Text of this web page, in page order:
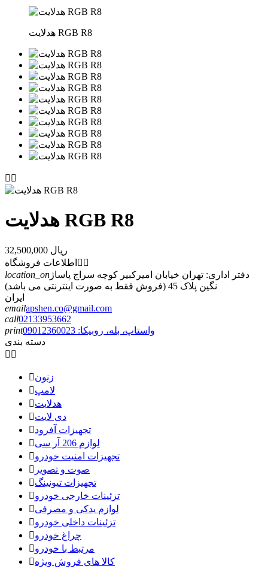
هدلایت RGB R8
 
هدلایت RGB R8
32,500,000 ریال
اطلاعات فروشگاه  
location_onدفتر اداری: تهران خیابان امیرکبیر کوچه سراج پاساژ
نگین پلاک 45 (فروش فقط به صورت اینترنتی می باشد)
ایران
emailapshen.co@gmail.com
call02133953662
print
واستاپ، بله، روبیکا: 09012360023
دسته بندی
 
زنون
لامپ
هدلایت
دی لایت
تجهیزات آفرود

لوازم 206 آر سی
تجهیزات امنیت خودرو
 صوت و تصویر
تجهیزات تیونینگ
تزئینات خارجی خودرو
لوازم یدکی و مصرفی
تزئینات داخلی خودرو
چراغ خودرو
مرتبط با خودرو
کالا های فروش ویژه